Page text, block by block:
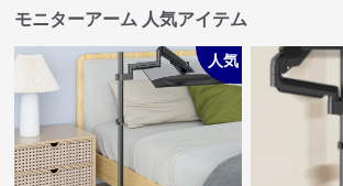
モニターアーム 人気アイテム
人気